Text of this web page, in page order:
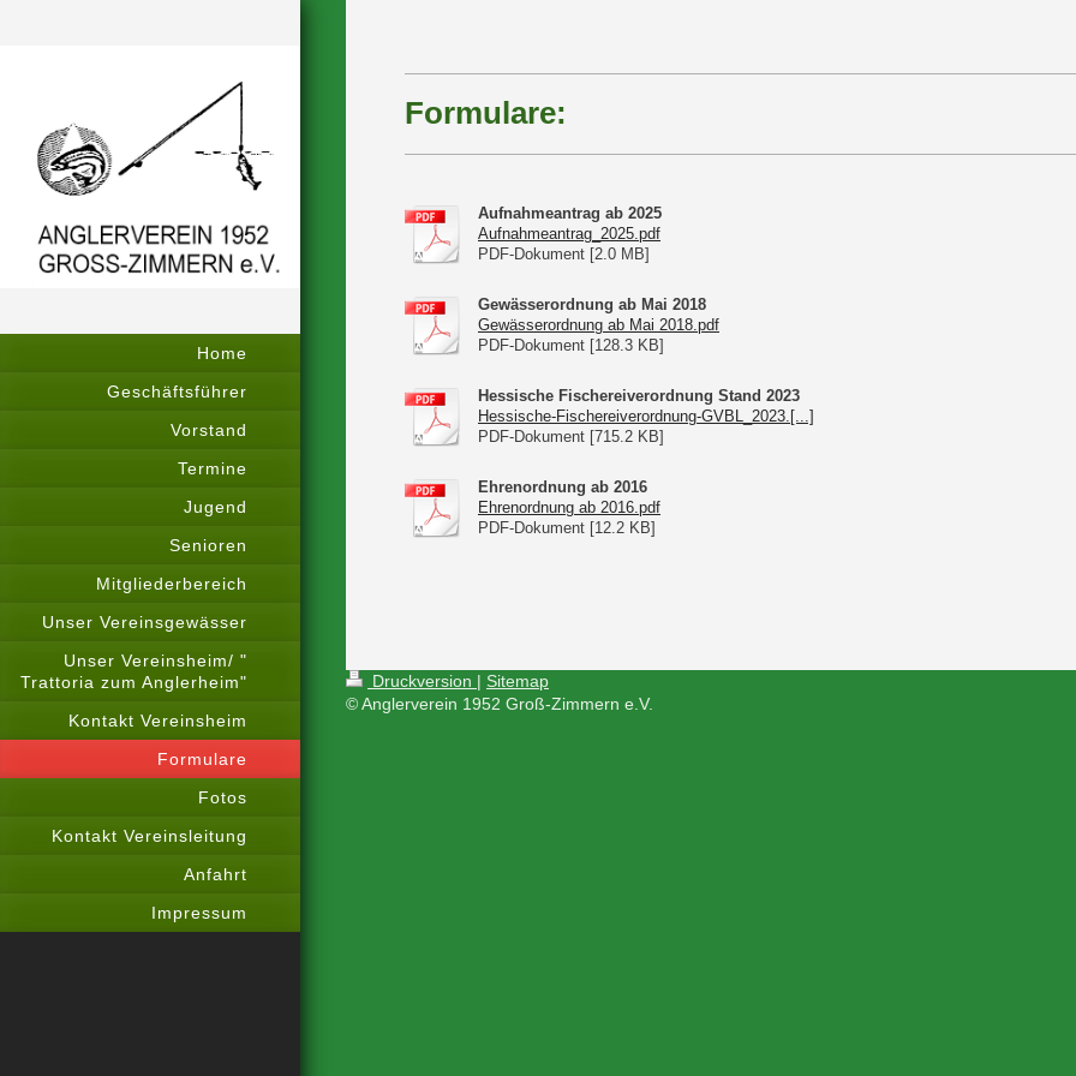
Home
Geschäftsführer
Vorstand
Termine
Jugend
Senioren
Mitgliederbereich
Unser Vereinsgewässer
Unser Vereinsheim/ "
Trattoria zum Anglerheim"
Kontakt Vereinsheim
Formulare
Fotos
Kontakt Vereinsleitung
Anfahrt
Impressum
Formulare:
Aufnahmeantrag ab 2025
Aufnahmeantrag_2025.pdf
PDF-Dokument [2.0 MB]
Gewässerordnung ab Mai 2018
Gewässerordnung ab Mai 2018.pdf
PDF-Dokument [128.3 KB]
Hessische Fischereiverordnung Stand 2023
Hessische-Fischereiverordnung-GVBL_2023.[...]
PDF-Dokument [715.2 KB]
Ehrenordnung ab 2016
Ehrenordnung ab 2016.pdf
PDF-Dokument [12.2 KB]
Druckversion | Sitemap
© Anglerverein 1952 Groß-Zimmern e.V.